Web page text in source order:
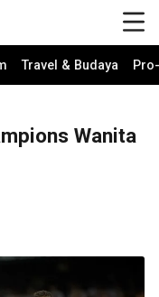
Travel & Budaya
Wanita